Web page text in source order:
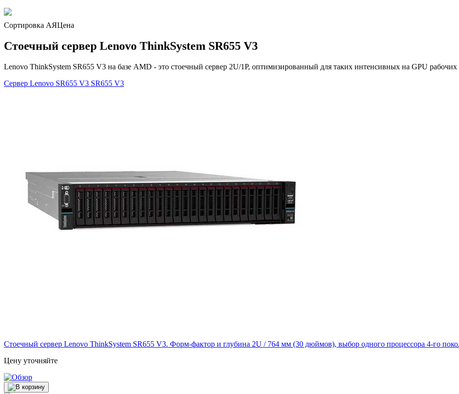
Сортировка АЯЦенa
Стоечный сервер Lenovo ThinkSystem SR655 V3
Lenovo ThinkSystem SR655 V3 на базе AMD - это стоечный сервер 2U/1P, оптимизированный для таких интенсивных на GPU
Сервер Lenovo SR655 V3 SR655 V3
Стоечный сервер Lenovo ThinkSystem SR655 V3. Форм-фактор и глубина 2U / 764 мм (30 дюймов), выбор одного процессора 4-го
Цену уточняйте